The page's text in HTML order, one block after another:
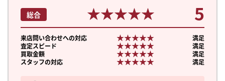
総合 ★★★★★
★★★★★ 5
来店問い合わせへの対応 ★★★★★
★★★★★
満足
査定スピード
★★★★★
★★★★★
満足
買取金額
★★★★★
★★★★★
満足
スタッフの対応
★★★★★
★★★★★ 満足